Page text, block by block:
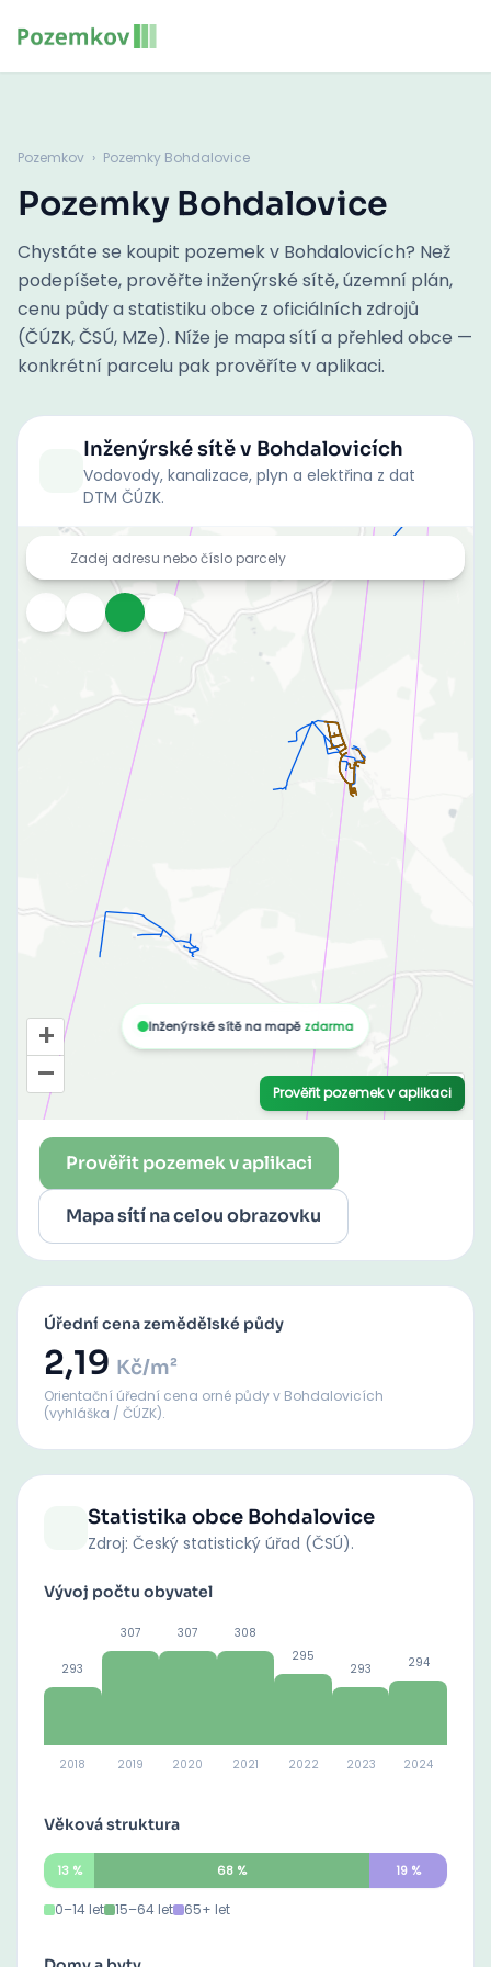
Pozemkov › Pozemky Bohdalovice
Pozemky Bohdalovice
Chystáte se koupit pozemek v Bohdalovicích? Než
podepíšete, prověřte inženýrské sítě, územní plán,
cenu půdy a statistiku obce z oficiálních zdrojů
(ČÚZK, ČSÚ, MZe). Níže je mapa sítí a přehled obce —
konkrétní parcelu pak prověříte v aplikaci.
Inženýrské sítěv Bohdalovicích
Vodovody, kanalizace, plyn a elektřina z dat
DTM ČÚZK.
Prověřit pozemek v aplikaci
Mapa sítí na celou obrazovku
Úřední cena zemědělské půdy
2,19 Kč/m²
Orientační úřední cena orné půdyv Bohdalovicích
(vyhláška / ČÚZK).
Statistika obce Bohdalovice
Zdroj: Český statistický úřad (ČSÚ).
Vývoj počtu obyvatel
293
2018
307
2019
307
2020
308
2021
295
2022
293
2023
294
2024
Věková struktura
13% 68% 19%
0–14 let 15–64 let 65+ let